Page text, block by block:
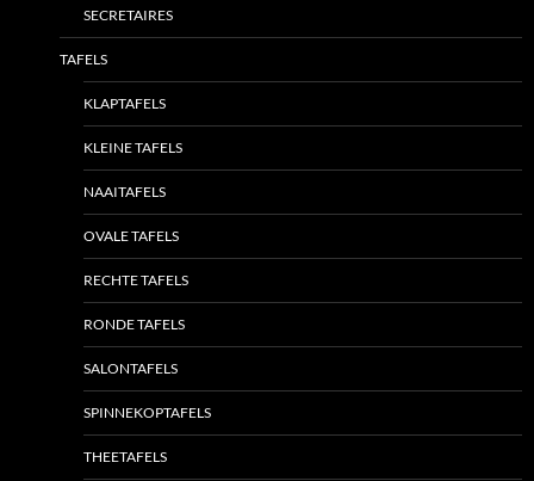
SECRETAIRES
TAFELS
KLAPTAFELS
KLEINE TAFELS
NAAITAFELS
OVALE TAFELS
RECHTE TAFELS
RONDE TAFELS
SALONTAFELS
SPINNEKOPTAFELS
THEETAFELS